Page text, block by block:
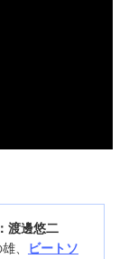
渡邊悠二
、
ビートソ